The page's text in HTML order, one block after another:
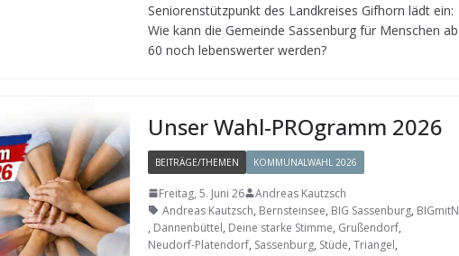
Senio­ren­stütz­punkt des Land­krei­ses Gif­horn lädt ein:
Wie kann die Gemeinde Sas­sen­burg für Men­schen ab
60 noch lebens­wer­ter werden?
Unser Wahl-PRO­gramm 2026
BEITRÄGE/THEMEN KOMMUNALWAHL 2026
Freitag, 5. Juni 26
Andreas Kautzsch
Andreas Kautzsch, Bernsteinsee, BIG Sassenburg, BIGmitN
, Dannenbüttel, Deine starke Stimme, Grußendorf,
Neudorf-Platendorf, Sassenburg, Stüde, Triangel,